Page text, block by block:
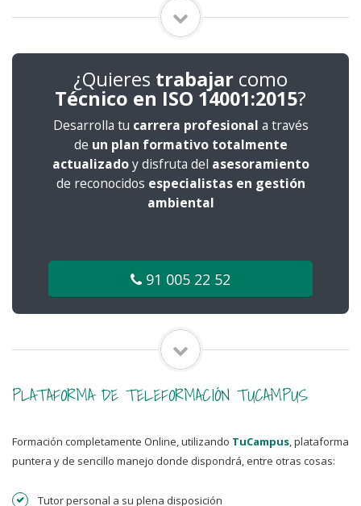
¿Quieres trabajar como
Técnico en ISO 14001:2015?
Desarrolla tu carrera profesional a través
de un plan formativo totalmente
actualizadoy disfruta del asesoramiento
de reconocidos especialistas en gestión
ambiental
91 005 22 52
PLATAFORMA DE TELEFORMACIÓN TUCAMPUS
Formación completamente Online, utilizando TuCampus, plataforma
puntera y de sencillo manejo donde dispondrá, entre otras cosas:
Tutor personal a su plena disposición